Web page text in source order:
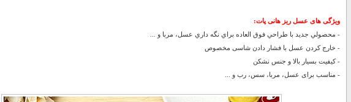
ویژگی های عسل ریز هانی پات:
- محصولي جديد با طراحي فوق العاده براي نگه داري عسل، مربا و ...
- خارج کردن عسل با فشار دادن شاسی مخصوص
- کیفیت بسیار بالا و جنس نشکن
- مناسب برای عسل، مربا، سس، رب و ...